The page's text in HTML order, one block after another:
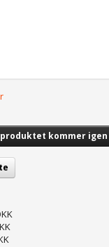
kommer igen